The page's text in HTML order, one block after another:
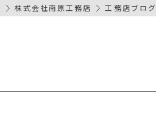
株式会社南原工務店 工務店ブログ